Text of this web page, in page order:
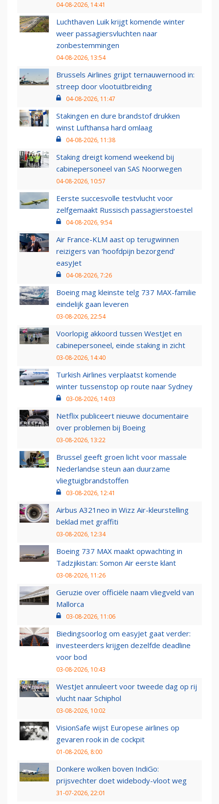
04-08-2026, 14:41
Luchthaven Luik krijgt komende winter
weer passagiersvluchten naar
zonbestemmingen
04-08-2026, 13:54
Brussels Airlines grijpt ternauwernood in:
streep door vlootuitbreiding
04-08-2026, 11:47
Stakingen en dure brandstof drukken
winst Lufthansa hard omlaag
04-08-2026, 11:38
Staking dreigt komend weekend bij
cabinepersoneel van SAS Noorwegen
04-08-2026, 10:57
Eerste succesvolle testvlucht voor
zelfgemaakt Russisch passagierstoestel
04-08-2026, 9:54
Air France-KLM aast op terugwinnen
reizigers van ‘hoofdpijn bezorgend’
easyJet
04-08-2026, 7:26
Boeing mag kleinste telg 737 MAX-familie
eindelijk gaan leveren
03-08-2026, 22:54
Voorlopig akkoord tussen WestJet en
cabinepersoneel, einde staking in zicht
03-08-2026, 14:40
Turkish Airlines verplaatst komende
winter tussenstop op route naar Sydney
03-08-2026, 14:03
Netflix publiceert nieuwe documentaire
over problemen bij Boeing
03-08-2026, 13:22
Brussel geeft groen licht voor massale
Nederlandse steun aan duurzame
vliegtuigbrandstoffen
03-08-2026, 12:41
Airbus A321neo in Wizz Air-kleurstelling
beklad met graffiti
03-08-2026, 12:34
Boeing 737 MAX maakt opwachting in
Tadzjikistan: Somon Air eerste klant
03-08-2026, 11:26
Geruzie over officiële naam vliegveld van
Mallorca
03-08-2026, 11:06
Biedingsoorlog om easyJet gaat verder:
investeerders krijgen dezelfde deadline
voor bod
03-08-2026, 10:43
WestJet annuleert voor tweede dag op rij
vlucht naar Schiphol
03-08-2026, 10:02
VisionSafe wijst Europese airlines op
gevaren rook in de cockpit
01-08-2026, 8:00
Donkere wolken boven IndiGo:
prijsvechter doet widebody-vloot weg
31-07-2026, 22:01